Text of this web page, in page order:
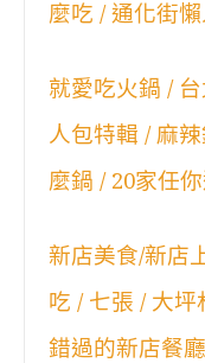
麼吃 / 通化街
就愛吃火鍋 /
人包特輯 / 麻
麼鍋 / 20家任
新店美食/新店
吃 / 七張 / 大坪
錯過的新店餐